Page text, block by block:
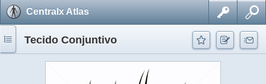
Centralx Atlas
Tecido Conjuntivo